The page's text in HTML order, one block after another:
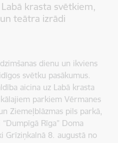
krasta svētkiem,
teātra izrādi
dienu un ikviens
svētku pasākumus.
aicina uz Labā krasta
parkiem Vērmanes
Ziemeļblāzmas pils parkā,
Rīga” Doma
Grīziņkalnā 8. augustā no